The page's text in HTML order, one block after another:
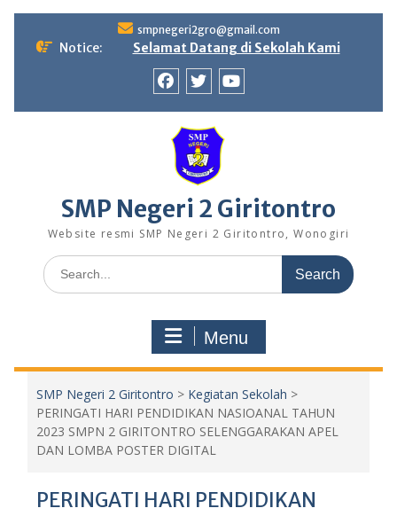
to
smpnegeri2gro@gmail.com
Notice: Selamat Datang di Sekolah Kami
SMP Negeri 2 Giritontro
Website resmi SMP Negeri 2 Giritontro, Wonogiri
Search
for:
Menu
SMP Negeri 2 Giritontro > Kegiatan Sekolah >
PERINGATI HARI PENDIDIKAN NASIOANAL TAHUN
2023 SMPN 2 GIRITONTRO SELENGGARAKAN APEL
DAN LOMBA POSTER DIGITAL
PERINGATI HARI PENDIDIKAN